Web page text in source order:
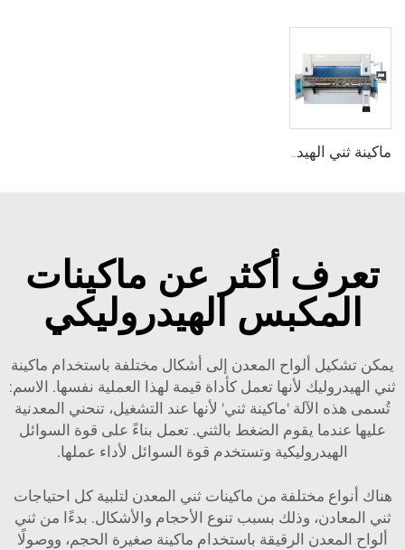
تعرف أكثر عن ماكينات
المكبس الهيدروليكي
يمكن تشكيل ألواح المعدن إلى أشكال مختلفة باستخدام ماكينة
ثني الهيدروليك لأنها تعمل كأداة قيمة لهذا العملية نفسها. الاسم:
تُسمى هذه الآلة 'ماكينة ثني' لأنها عند التشغيل، تنحني المعدنية
عليها عندما يقوم الضغط بالثني. تعمل بناءً على قوة السوائل
الهيدروليكية وتستخدم قوة السوائل لأداء عملها.
هناك أنواع مختلفة من ماكينات ثني المعدن لتلبية كل احتياجات
ثني المعادن، وذلك بسبب تنوع الأحجام والأشكال. بدءًا من ثني
ألواح المعدن الرقيقة باستخدام ماكينة صغيرة الحجم، ووصولًا